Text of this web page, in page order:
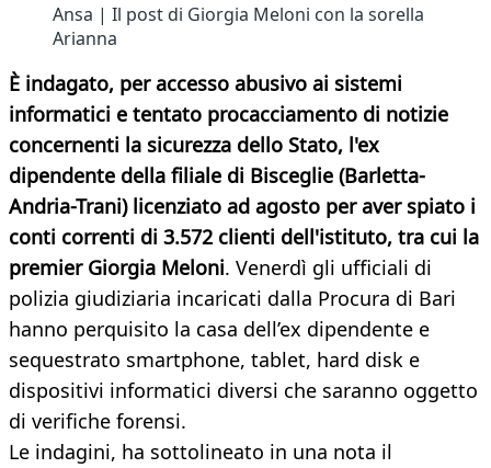
Ansa | Il post di Giorgia Meloni con la sorella
Arianna
È indagato, per accesso abusivo ai sistemi
informatici e tentato procacciamento di notizie
concernenti la sicurezza dello Stato, l'ex
dipendente della filiale di Bisceglie (Barletta-
Andria-Trani) licenziato ad agosto per aver spiato i
conti correnti di 3.572 clienti dell'istituto, tra cui la
premier Giorgia Meloni. Venerdì gli ufficiali di
polizia giudiziaria incaricati dalla Procura di Bari
hanno perquisito la casa dell’ex dipendente e
sequestrato smartphone, tablet, hard disk e
dispositivi informatici diversi che saranno oggetto
di verifiche forensi.
Le indagini, ha sottolineato in una nota il